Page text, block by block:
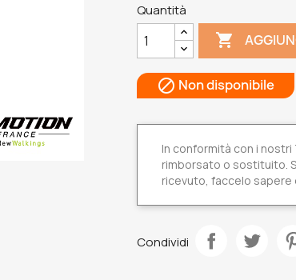
Quantità

 Non disponibile
In conformità con i
rimborsato o sostituito.
ricevuto, faccelo sapere
Condividi